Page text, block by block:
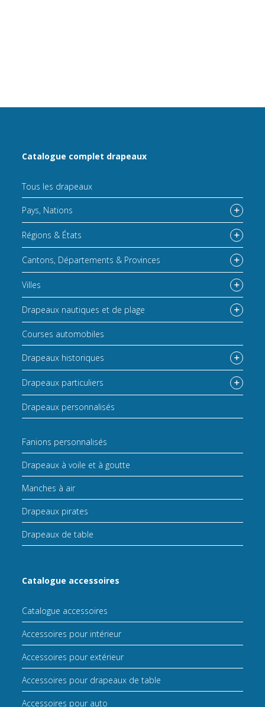
Catalogue complet drapeaux
Tous les drapeaux
Pays, Nations
Régions & États
Cantons, Départements & Provinces
Villes
Drapeaux nautiques et de plage
Courses automobiles
Drapeaux historiques
Drapeaux particuliers
Drapeaux personnalisés
Fanions personnalisés
Drapeaux à voile et à goutte
Manches à air
Drapeaux pirates
Drapeaux de table
Catalogue accessoires
Catalogue accessoires
Accessoires pour intérieur
Accessoires pour extérieur
Accessoires pour drapeaux de table
Accessoires pour auto